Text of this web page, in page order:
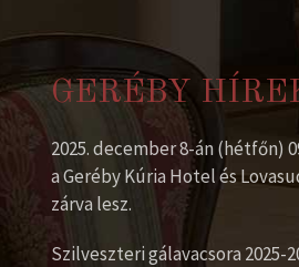
GERÉBY
2025. december 8-án (hétfőn)
a Geréby Kúria Hotel és
zárva lesz.
Szilveszteri gálavacsora 2025-